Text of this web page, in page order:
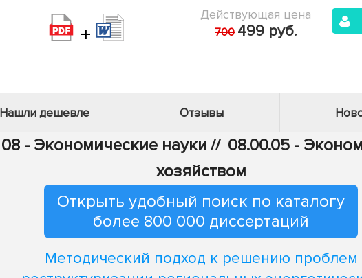
+
Действующая цена
700 499 руб.
Нашли дешевле Отзывы
08 - Экономические науки // 08.00.05 -
хозяйством
Открыть удобный поиск по каталогу
более 800 000 диссертаций
Методический подход к решению проблем